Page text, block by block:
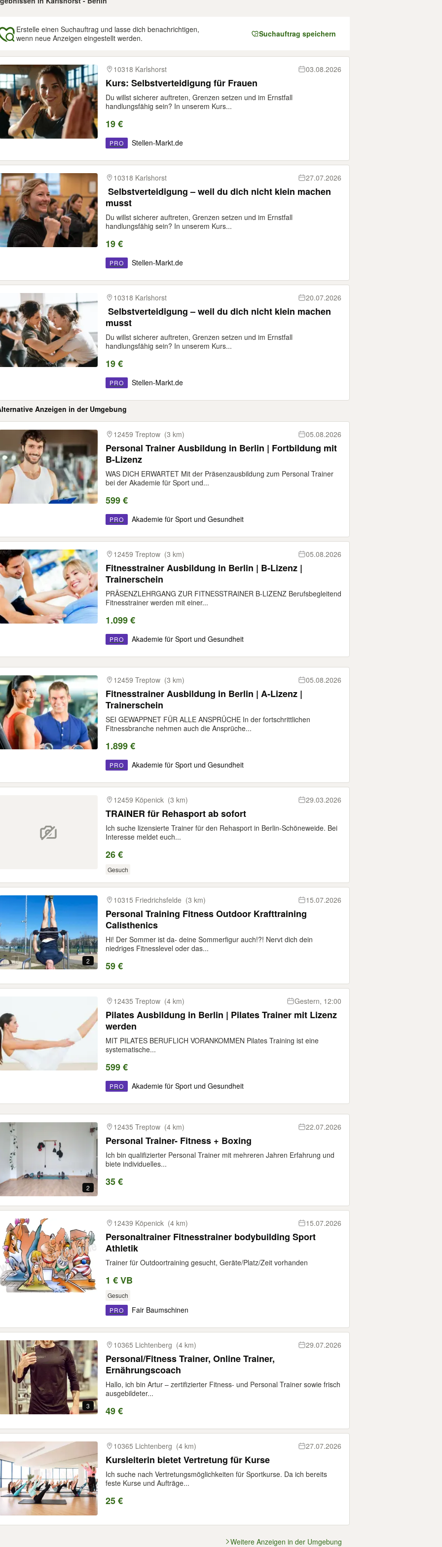
Erstelle einen Suchauftrag und lasse dich benachrichtigen,
wenn neue Anzeigen eingestellt werden.
Suchauftrag speichern
10318 Karlshorst
03.08.2026
Kurs: Selbstverteidigung für Frauen
Du willst sicherer auftreten, Grenzen setzen und im Ernstfall
handlungsfähig sein? In unserem Kurs...
19 €
PRO Stellen-Markt.de
10318 Karlshorst 27.07.2026
️ Selbstverteidigung – weil du dich nicht klein machen
musst
Du willst sicherer auftreten, Grenzen setzen und im Ernstfall
handlungsfähig sein? In unserem Kurs...
19 €
PRO Stellen-Markt.de
10318 Karlshorst 20.07.2026
️ Selbstverteidigung – weil du dich nicht klein machen
musst
Du willst sicherer auftreten, Grenzen setzen und im Ernstfall
handlungsfähig sein? In unserem Kurs...
19 €
PRO Stellen-Markt.de
Anzeigen in der Umgebung
12459 Treptow (3 km) 05.08.2026
Personal Trainer Ausbildung in Berlin | Fortbildung mit
B-Lizenz
WAS DICH ERWARTET Mit der Präsenzausbildung zum Personal Trainer
bei der Akademie für Sport und...
599 €
PRO Akademie für Sport und Gesundheit
12459 Treptow (3 km) 05.08.2026
Fitnesstrainer Ausbildung in Berlin | B-Lizenz |
Trainerschein
PRÄSENZLEHRGANG ZUR FITNESSTRAINER B-LIZENZ Berufsbegleitend
Fitnesstrainer werden mit einer...
1.099 €
PRO Akademie für Sport und Gesundheit
12459 Treptow (3 km) 05.08.2026
Fitnesstrainer Ausbildung in Berlin | A-Lizenz |
Trainerschein
SEI GEWAPPNET FÜR ALLE ANSPRÜCHE In der fortschrittlichen
Fitnessbranche nehmen auch die Ansprüche...
1.899 €
PRO Akademie für Sport und Gesundheit
12459 Köpenick (3 km) 29.03.2026
TRAINER für Rehasport ab sofort
Ich suche lizensierte Trainer für den Rehasport in Berlin-Schöneweide. Bei
Interesse meldet euch...
26 €
Gesuch
2
10315 Friedrichsfelde (3 km) 15.07.2026
Personal Training Fitness Outdoor Krafttraining
Calisthenics
Hi! Der Sommer ist da- deine Sommerfigur auch!?! Nervt dich dein
niedriges Fitnesslevel oder das...
59 €
12435 Treptow (4 km) Gestern, 12:00
Pilates Ausbildung in Berlin | Pilates Trainer mit Lizenz
werden
MIT PILATES BERUFLICH VORANKOMMEN Pilates Training ist eine
systematische...
599 €
PRO Akademie für Sport und Gesundheit
2
12435 Treptow (4 km) 22.07.2026
Personal Trainer- Fitness + Boxing
Ich bin qualifizierter Personal Trainer mit mehreren Jahren Erfahrung und
biete individuelles...
35 €
12439 Köpenick (4 km) 15.07.2026
Personaltrainer Fitnesstrainer bodybuilding Sport
Athletik
Trainer für Outdoortraining gesucht, Geräte/Platz/Zeit vorhanden
1 € VB
Gesuch
PRO
Fair Baumschinen
3
10365 Lichtenberg (4 km) 29.07.2026
Personal/Fitness Trainer, Online Trainer,
Ernährungscoach
Hallo, ich bin Artur – zertifizierter Fitness- und Personal Trainer sowie frisch
ausgebildeter...
49 €
10365 Lichtenberg (4 km) 27.07.2026
Kursleiterin bietet Vertretung für Kurse
Ich suche nach Vertretungsmöglichkeiten für Sportkurse. Da ich bereits
feste Kurse und Aufträge...
25 €
Weitere Anzeigen in der Umgebung